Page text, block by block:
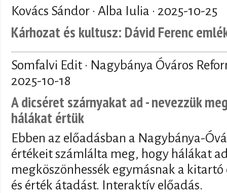
Kovács Sándor · Alba Iulia · 2025-10-25
Kárhozat és kultusz: Dávid Ferenc
Somfalvi Edit · Nagybánya Óváros
2025-10-18
A dicséret szárnyakat ad - nevezzük
hálákat értük
Ebben az előadásban a Nagybánya-
értékeit számlálta meg, hogy hálákat
megköszönhessék egymásnak a
és érték átadást. Interaktív előadás.